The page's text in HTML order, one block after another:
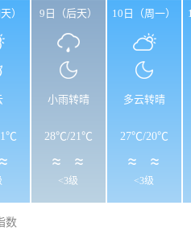
） 9日（后天）
小雨转晴
28℃/21℃
<3级
10日（周一）
多云转晴
27℃/20℃
<3级
数